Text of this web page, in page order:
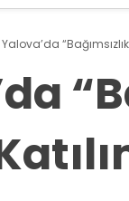
Yalova’da